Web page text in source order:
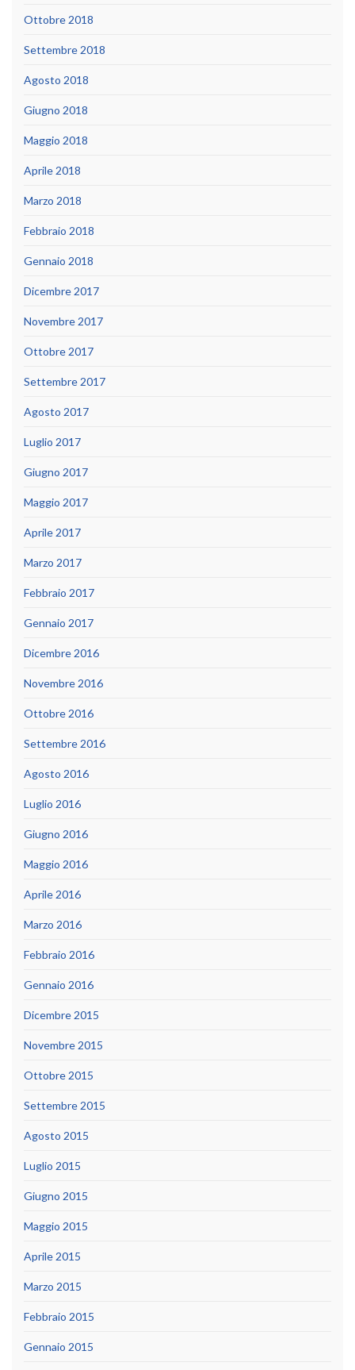
Ottobre 2018
Settembre 2018
Agosto 2018
Giugno 2018
Maggio 2018
Aprile 2018
Marzo 2018
Febbraio 2018
Gennaio 2018
Dicembre 2017
Novembre 2017
Ottobre 2017
Settembre 2017
Agosto 2017
Luglio 2017
Giugno 2017
Maggio 2017
Aprile 2017
Marzo 2017
Febbraio 2017
Gennaio 2017
Dicembre 2016
Novembre 2016
Ottobre 2016
Settembre 2016
Agosto 2016
Luglio 2016
Giugno 2016
Maggio 2016
Aprile 2016
Marzo 2016
Febbraio 2016
Gennaio 2016
Dicembre 2015
Novembre 2015
Ottobre 2015
Settembre 2015
Agosto 2015
Luglio 2015
Giugno 2015
Maggio 2015
Aprile 2015
Marzo 2015
Febbraio 2015
Gennaio 2015